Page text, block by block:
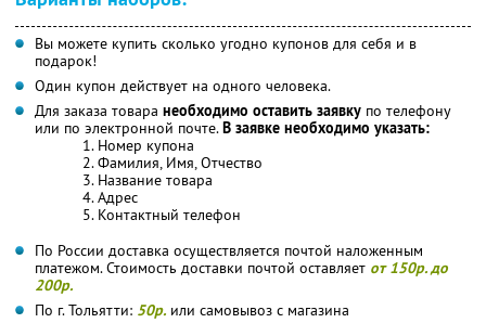
Вы можете купить сколько угодно купонов для себя и в
подарок!
Один купон действует на одного человека.
Для заказа товара необходимо оставить заявку по телефону
или по электронной почте.В заявке необходимо указать:
1. Номер купона
2. Фамилия, Имя, Отчество
3. Название товара
4. Адрес
5. Контактный телефон
По России доставка осуществляется почтой наложенным
платежом. Стоимость доставки почтой оставляет от 150р. до
200р.
По г. Тольятти: 50р. или самовывоз с магазина